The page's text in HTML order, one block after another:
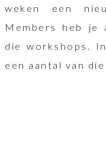
weken een
Members heb je
die workshops.
een aantal van